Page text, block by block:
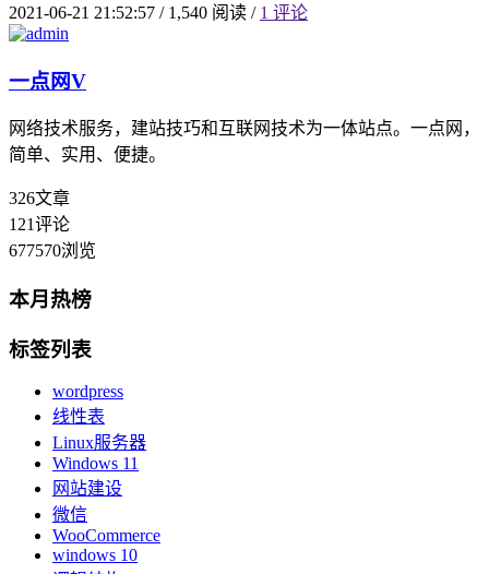
2021-06-21 21:52:57 /1,540 阅读 / 1 评论
一点网V
网络技术服务，建站技巧和互联网技术为一体站点。一点网，
简单、实用、便捷。
326文章
121评论
677570浏览
本月热榜
标签列表
wordpress
线性表
Linux服务器
Windows 11
网站建设
微信
WooCommerce
windows 10